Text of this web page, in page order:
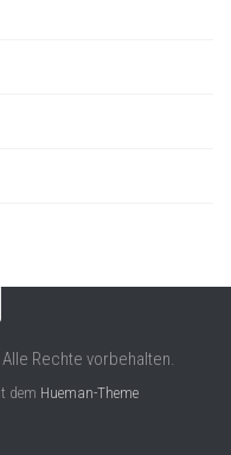
Rechte vorbehalten.
dem Hueman-Theme